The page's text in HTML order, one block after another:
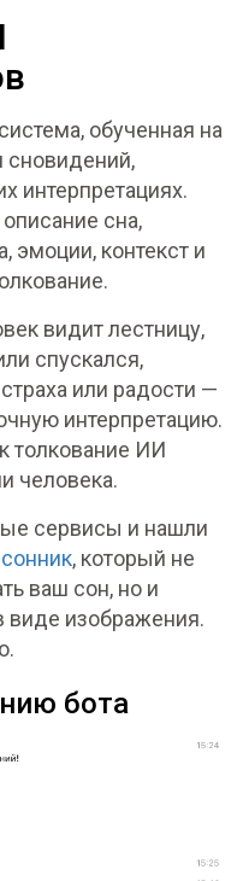
обученная на
сновидений,
интерпретациях.
сна,
эмоции, контекст и
видит лестницу,
спускался,
или радости —
интерпретацию.
толкование ИИ
человека.
сервисы и нашли
, который не
ваш сон, но и
виде изображения.
бота